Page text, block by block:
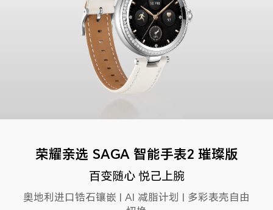
荣耀亲选 SAGA 智能手表2 璀璨版
百变随心 悦己上腕
奥地利进口锆石镶嵌 | AI 减脂计划 | 多彩表壳自由